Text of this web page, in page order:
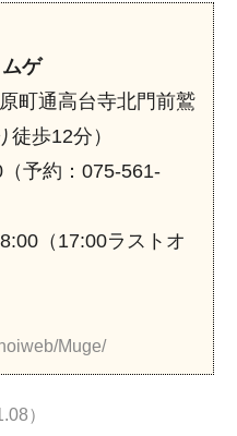
ゲ
町通高台寺北門前鷲
歩12分）
予約：075-561-
（17:00ラストオ
Muge/
）